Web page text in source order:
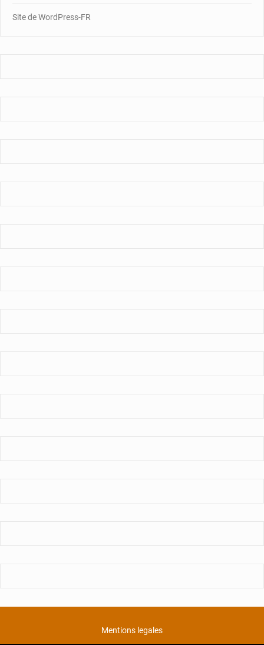
Site de WordPress-FR
Mentions legales